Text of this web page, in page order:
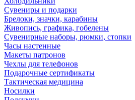
Сувениры и подарки
Брелоки, значки, карабины
Живопись, графика, гобелены
Сувенирные наборы, рюмки, стопки
Часы настенные
Макеты патронов
Чехлы для телефонов
Подарочные сертификаты
Тактическая медицина
Носилки